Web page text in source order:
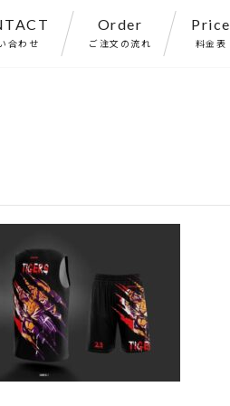
合わせ
Order
ご注文の流れ
Price
料金表